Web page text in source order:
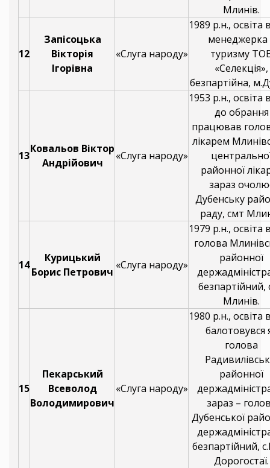
Млинів.
12
Запісоцька
Вікторія
Ігорівна
«Слуга народу»
1989 р.н.,
менеджерка
туризму
«Селекція»,
безпартійна,
13
Ковальов Віктор
Андрійович
«Слуга народу»
1953 р.н.,
до обрання
працював
лікарем
районної
зараз
Дубенську
раду, смт
14
Курицький
Борис Петрович
«Слуга народу»
1979 р.н.,
голова
районної
безпартійний,
Млинів.
15
Пекарський
Всеволод
Володимирович
«Слуга народу»
1980 р.н.,
балотовувся
голова
районної
зараз –
Дубенської
безпартійний,
Дорогостаї.